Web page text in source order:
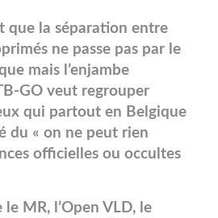
que la séparation entre
ne passe pas par le
mais l’enjambe
GO veut regrouper
qui partout en Belgique
du « on ne peut rien
officielles ou occultes
le MR, l’Open VLD, le